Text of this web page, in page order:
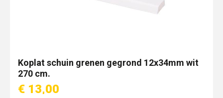
Koplat schuin grenen gegrond 12x34mm wit
270 cm.
€ 13,00